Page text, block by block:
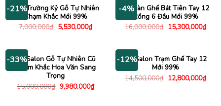
-21%
Ghế Trường Kỷ Gỗ Tự Nhiên
Chạm Khắc Mới 99%
7,000,000₫ Giá
gốc
5,530,000₫Giá
hiện
5,530,000₫.
-4%
Bộ Bàn Ghế Bát Tiên Tay 12
Rồng 6 Đầu Mới 99%
16,000,000₫ Giá
gốc
15,300,000₫Giá
hiện
-33%
Bộ Salon Gỗ Tự Nhiên Cũ
Chạm Khắc Hoa Văn Sang
Trọng
15,000,000₫ Giá
gốc
9,980,000₫Giá
hiện
-12%
Bộ Salon Trạm Ghế Tay 12
Mới 99%
14,500,000₫ Giá
gốc
12,800,000₫Giá
hiện